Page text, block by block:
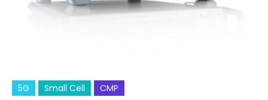
5G Small Cell CMP